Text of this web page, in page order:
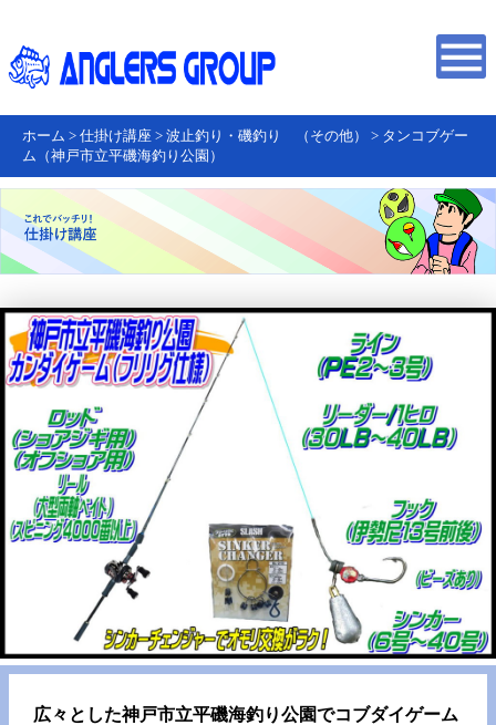
ホーム > 仕掛け講座 > 波止釣り・磯釣り （その他） > タンコブゲー
ム（神戸市立平磯海釣り公園）
広々とした神戸市立平磯海釣り公園でコブダイゲーム